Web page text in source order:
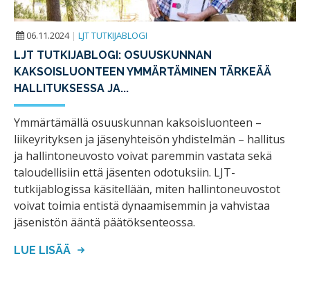
06.11.2024 | LJT TUTKIJABLOGI
LJT TUTKIJABLOGI: OSUUSKUNNAN
KAKSOISLUONTEEN YMMÄRTÄMINEN TÄRKEÄÄ
HALLITUKSESSA JA...
Ymmärtämällä osuuskunnan kaksoisluonteen –
liikeyrityksen ja jäsenyhteisön yhdistelmän – hallitus
ja hallintoneuvosto voivat paremmin vastata sekä
taloudellisiin että jäsenten odotuksiin. LJT-
tutkijablogissa käsitellään, miten hallintoneuvostot
voivat toimia entistä dynaamisemmin ja vahvistaa
jäsenistön ääntä päätöksenteossa.
LUE LISÄÄ